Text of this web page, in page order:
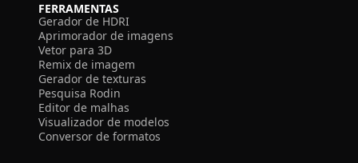
FERRAMENTAS
Gerador de HDRI
Aprimorador de imagens
Vetor para 3D
Remix de imagem
Gerador de texturas
Pesquisa Rodin
Editor de malhas
Visualizador de modelos
Conversor de formatos